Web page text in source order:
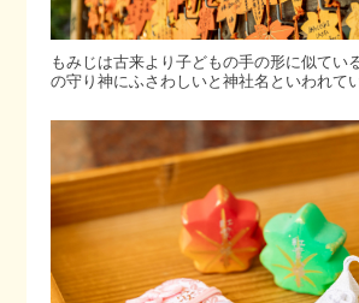
もみじは古来より子どもの手の形に似てい
の守り神にふさわしいと神社名といわれて